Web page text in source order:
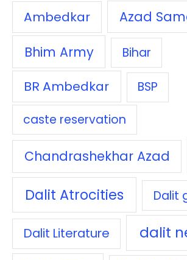
Ambedkar
Azad
Bhim Army
Bihar
BR Ambedkar
BSP
caste reservation
Chandrashekhar Azad
Dalit Atrocities Dalit
Dalit Literature dalit